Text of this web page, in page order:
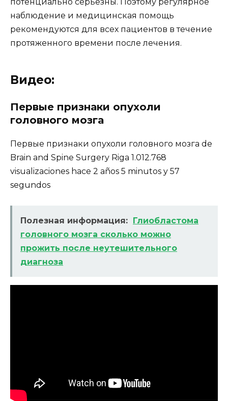
наблюдение и медицинская помощь
рекомендуются для всех пациентов в течение
протяженного времени после лечения.
Видео:
Первые признаки опухоли
головного мозга
Первые признаки опухоли головного мозга de
Brain and Spine Surgery Riga 1.012.768
visualizaciones hace 2 años 5 minutos y 57
segundos
Полезная информация: Глиобластома
головного мозга сколько можно
прожить после неутешительного
диагноза